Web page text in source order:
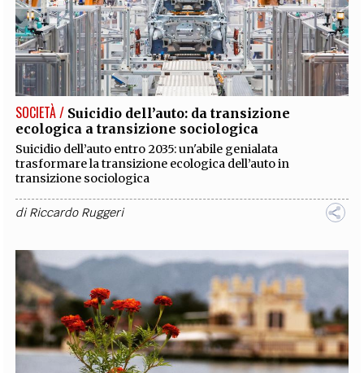
SOCIETÀ / Suicidio dell’auto: da transizione
ecologica a transizione sociologica
Suicidio dell’auto entro 2035: un'abile genialata
trasformare la transizione ecologica dell’auto in
transizione sociologica
diRiccardo Ruggeri